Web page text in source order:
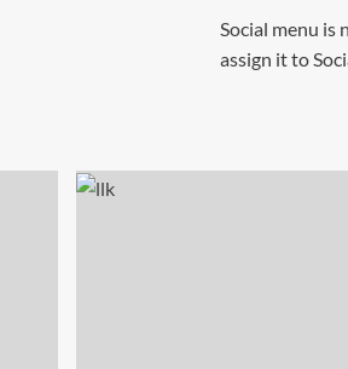
Social menu is
assign it to